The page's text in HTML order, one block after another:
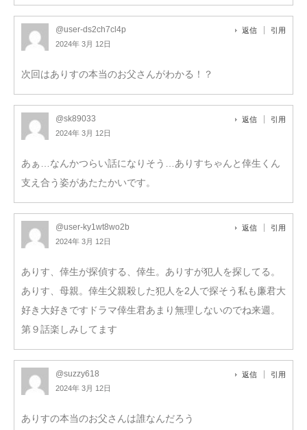
@user-ds2ch7cl4p
2024年 3月 12日
返信 引用
次回はありすの本当のお父さんがわかる！？
@sk89033
2024年 3月 12日
返信 引用
あぁ…なんかつらい話になりそう…ありすちゃんと倖生くん
支え合う姿があたたかいです。
@user-ky1wt8wo2b
2024年 3月 12日
返信 引用
ありす、倖生が探偵する、倖生。ありすが犯人を探してる。
ありす、母親。倖生父親殺した犯人を2人で探そう私も廉君大
好き大好きですドラマ倖生君あまり無理しないのでね来週。
第９話楽しみしてます
@suzzy618
2024年 3月 12日
返信 引用
ありすの本当のお父さんは誰なんだろう